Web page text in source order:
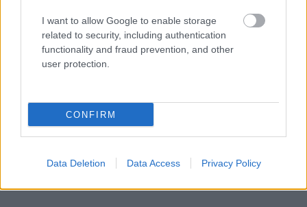
I want to allow Google to enable storage
related to security, including authentication
functionality and fraud prevention, and other
user protection.
CONFIRM
Data Deletion Data Access Privacy Policy
1. Virus
2. Cosmogony
3. Dark Matter
4. Thunderbolt
6. Crystalline
8. Sacrifice
10. Solstice